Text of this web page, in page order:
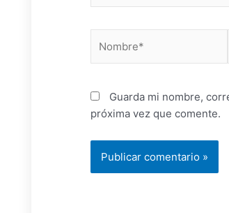
Guarda mi nombre,
próxima vez que comente.